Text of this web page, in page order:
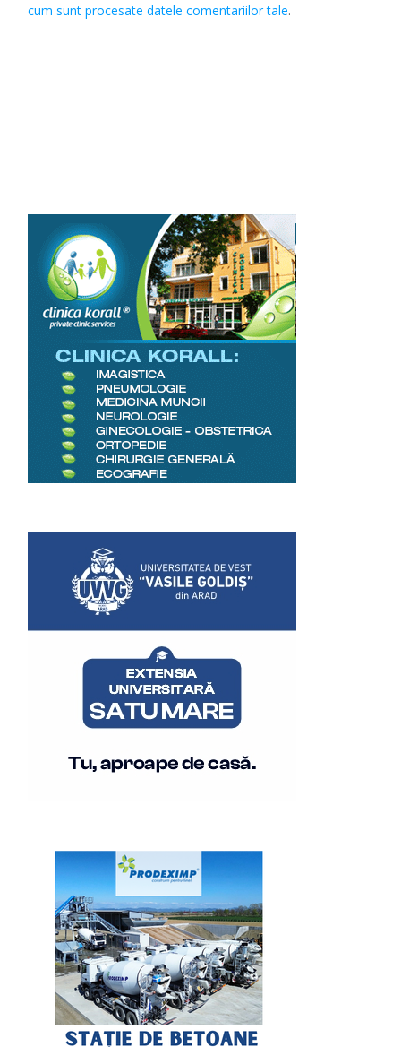
cum sunt procesate datele comentariilor tale.